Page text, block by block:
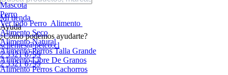
Mi tienda
Ayuda
¿Cómo podemos ayudarte?
sclientes@petco.cl
2 3321 6799
2 3321 6799
Mascota
Perro
Ver todo Perro Alimento
Alimento Seco
Alimento Natural
Alimento Perros Talla Grande
Alimento Libre De Granos
Alimento Perros Cachorros